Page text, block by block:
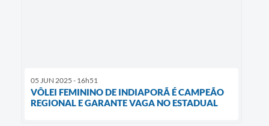
05 JUN 2025 - 16h51
VÔLEI FEMININO DE INDIAPORÃ É CAMPEÃO
REGIONAL E GARANTE VAGA NO ESTADUAL